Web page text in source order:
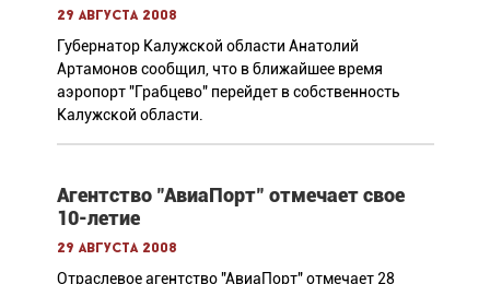
29 августа 2008
Губернатор Калужской области Анатолий
Артамонов сообщил, что в ближайшее время
аэропорт "Грабцево" перейдет в собственность
Калужской области.
Агентство "АвиаПорт" отмечает свое
10-летие
29 августа 2008
Отраслевое агентство "АвиаПорт" отмечает 28